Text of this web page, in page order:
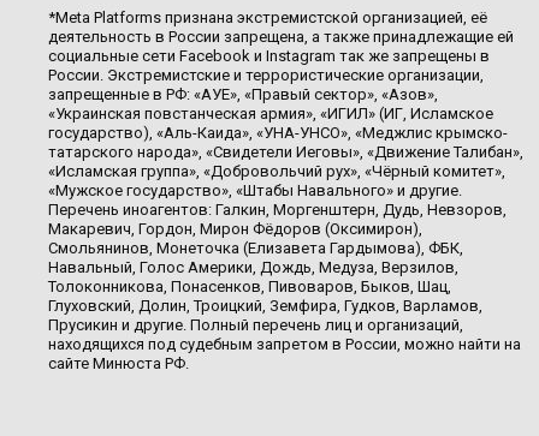
*Meta Platforms признана экстремистской организацией, её
деятельность в России запрещена, а также принадлежащие ей
социальные сети Facebook и Instagram так же запрещены в
России. Экстремистские и террористические организации,
запрещенные в РФ: «АУЕ», «Правый сектор», «Азов»,
«Украинская повстанческая армия», «ИГИЛ» (ИГ, Исламское
государство), «Аль-Каида», «УНА-УНСО», «Меджлис крымско-
татарского народа», «Свидетели Иеговы», «Движение Талибан»,
«Исламская группа», «Добровольчий рух», «Чёрный комитет»,
«Мужское государство», «Штабы Навального» и другие.
Перечень иноагентов: Галкин, Моргенштерн, Дудь, Невзоров,
Макаревич, Гордон, Мирон Фёдоров (Оксимирон),
Смольянинов, Монеточка (Елизавета Гардымова), ФБК,
Навальный, Голос Америки, Дождь, Медуза, Верзилов,
Толоконникова, Понасенков, Пивоваров, Быков, Шац,
Глуховский, Долин, Троицкий, Земфира, Гудков, Варламов,
Прусикин и другие. Полный перечень лиц и организаций,
находящихся под судебным запретом в России, можно найти на
сайте Минюста РФ.